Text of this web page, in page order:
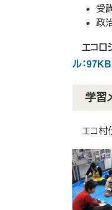
受
政
エコロ
ル：97KB
学習
エコ村